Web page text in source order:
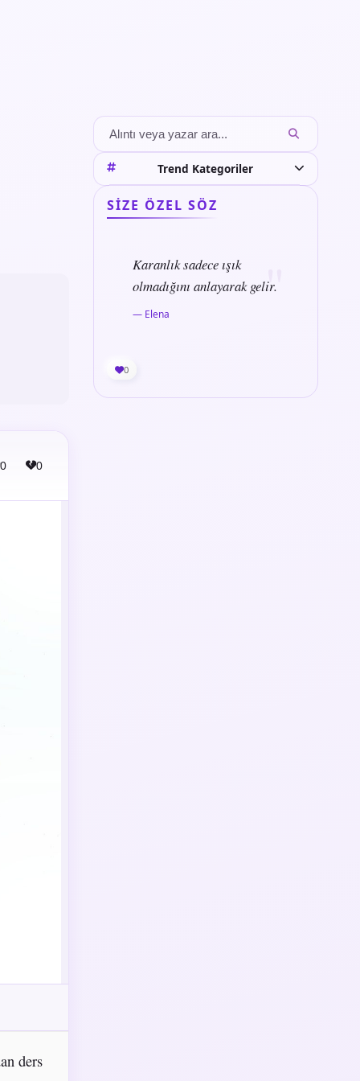
0 0
ders
Trend Kategoriler
SIZE ÖZEL SÖZ
Karanlık sadece ışık
olmadığını anlayarak gelir.
— Elena
0